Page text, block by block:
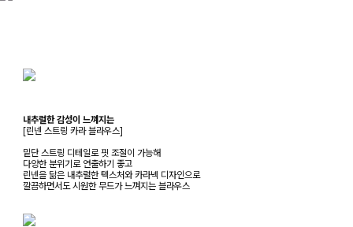
내추럴한 감성이 느껴지는
[린넨 스트링 카라 블라우스]
밑단 스트링 디테일로 핏 조절이 가능해
다양한 분위기로 연출하기 좋고
린넨을 닮은 내추럴한 텍스처와 카라넥 디자인으로
깔끔하면서도 시원한 무드가 느껴지는 블라우스